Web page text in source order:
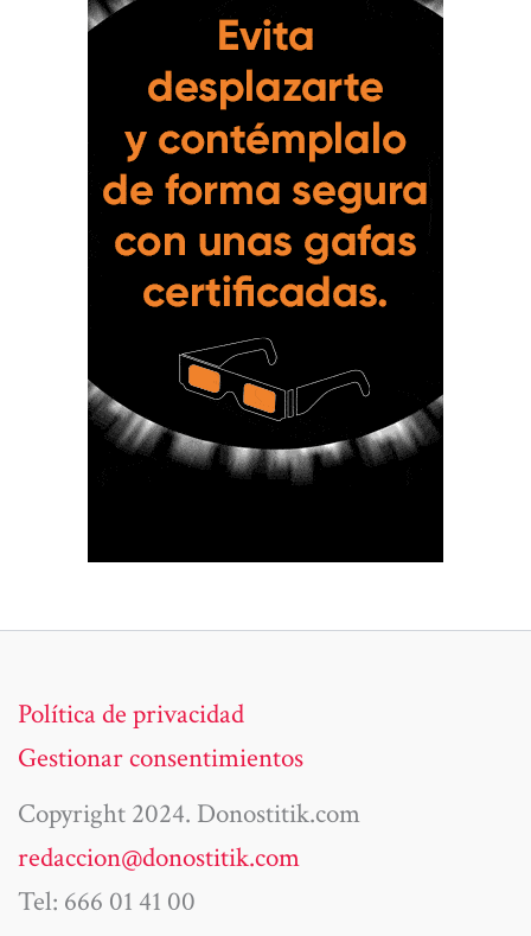
Política de privacidad
Gestionar consentimientos
Copyright 2024. Donostitik.com
redaccion@donostitik.com
Tel: 666 01 41 00